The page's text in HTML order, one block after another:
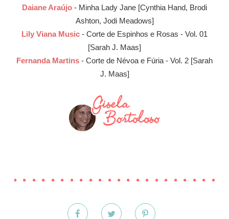
Daiane Araújo - Minha Lady Jane [Cynthia Hand, Brodi
Ashton, Jodi Meadows]
Lily Viana Music - Corte de Espinhos e Rosas - Vol. 01
[Sarah J. Maas]
Fernanda Martins - Corte de Névoa e Fúria - Vol. 2 [Sarah
J. Maas]